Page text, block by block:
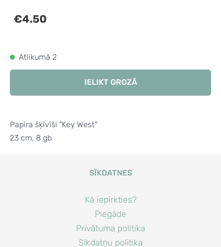
€4.50
Atlikumā 2
IELIKT GROZĀ
Papīra šķīvīši "Key West"
23 cm, 8 gb
SĪKDATNES
Kā iepirkties?
Piegāde
Privātuma politika
Sīkdatņu politika